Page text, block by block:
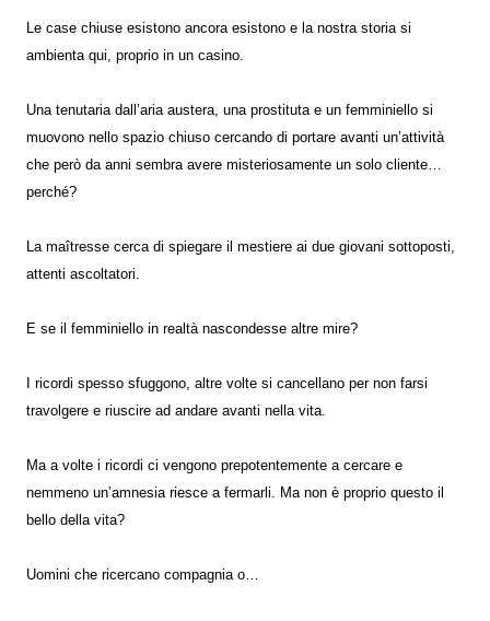
Le case chiuse esistono ancora esistono e la nostra storia si
ambienta qui, proprio in un casino.
Una tenutaria dall’aria austera, una prostituta e un femminiello si
muovono nello spazio chiuso cercando di portare avanti un’attività
che però da anni sembra avere misteriosamente un solo cliente…
perché?
La maîtresse cerca di spiegare il mestiere ai due giovani sottoposti,
attenti ascoltatori.
E se il femminiello in realtà nascondesse altre mire?
I ricordi spesso sfuggono, altre volte si cancellano per non farsi
travolgere e riuscire ad andare avanti nella vita.
Ma a volte i ricordi ci vengono prepotentemente a cercare e
nemmeno un’amnesia riesce a fermarli. Ma non è proprio questo il
bello della vita?
Uomini che ricercano compagnia o…